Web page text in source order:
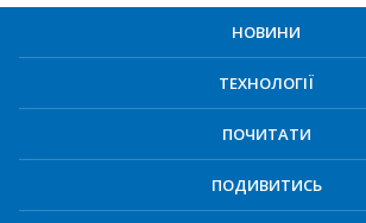
НОВИНИ
ТЕХНОЛОГІЇ
ПОЧИТАТИ
ПОДИВИТИСЬ